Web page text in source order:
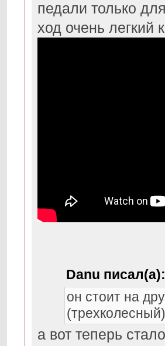
педали только
ход очень легкий
Danu писал(а):
он стоит на
а вот теперь